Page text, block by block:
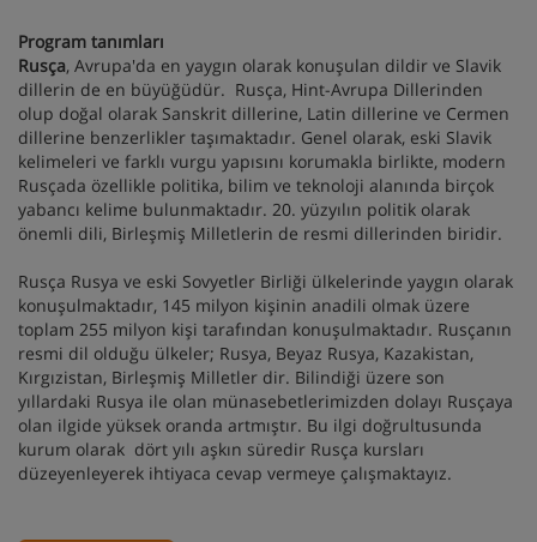
Program tanımları
Rusça, Avrupa'da en yaygın olarak konuşulan dildir ve Slavik
dillerin de en büyüğüdür. Rusça, Hint-Avrupa Dillerinden
olup doğal olarak Sanskrit dillerine, Latin dillerine ve Cermen
dillerine benzerlikler taşımaktadır. Genel olarak, eski Slavik
kelimeleri ve farklı vurgu yapısını korumakla birlikte, modern
Rusçada özellikle politika, bilim ve teknoloji alanında birçok
yabancı kelime bulunmaktadır. 20. yüzyılın politik olarak
önemli dili, Birleşmiş Milletlerin de resmi dillerinden biridir.
Rusça Rusya ve eski Sovyetler Birliği ülkelerinde yaygın olarak
konuşulmaktadır, 145 milyon kişinin anadili olmak üzere
toplam 255 milyon kişi tarafından konuşulmaktadır. Rusçanın
resmi dil olduğu ülkeler; Rusya, Beyaz Rusya, Kazakistan,
Kırgızistan, Birleşmiş Milletler dir. Bilindiği üzere son
yıllardaki Rusya ile olan münasebetlerimizden dolayı Rusçaya
olan ilgide yüksek oranda artmıştır. Bu ilgi doğrultusunda
kurum olarak dört yılı aşkın süredir Rusça kursları
düzeyenleyerek ihtiyaca cevap vermeye çalışmaktayız.